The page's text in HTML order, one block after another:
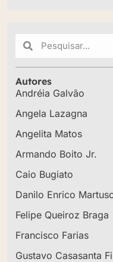
Autores
Andréia Galvão
Angela Lazagna
Angelita Matos
Armando Boito Jr.
Caio Bugiato
Danilo Enrico
Felipe Queiroz Braga
Francisco Farias
Gustavo Casasanta